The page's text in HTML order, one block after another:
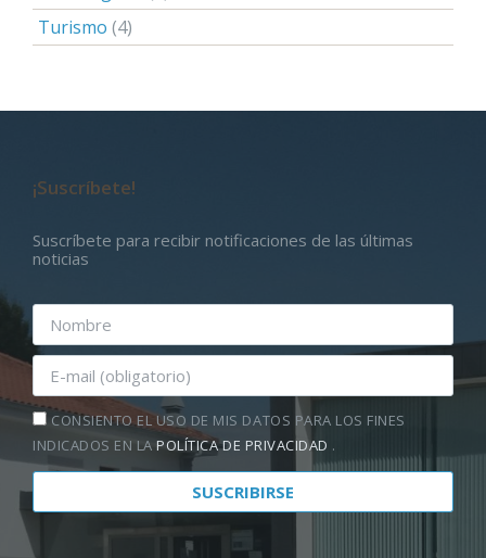
Turismo (4)
¡Suscríbete!
Suscríbete para recibir notificaciones de las últimas
noticias
CONSIENTO EL USO DE MIS DATOS PARA LOS FINES
INDICADOS EN LAPOLÍTICA DE PRIVACIDAD .